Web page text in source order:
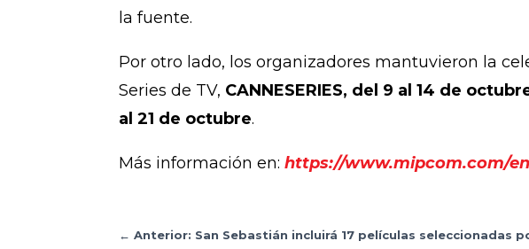
la fuente.
Por otro lado, los organizadores mantuvieron la
Series de TV, CANNESERIES, del 9 al 14 de
al 21 de octubre.
Más información en:https://www.mipcom.com/
←Anterior: San Sebastián incluirá 17 películas seleccionadas